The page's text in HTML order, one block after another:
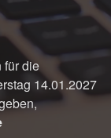
für die
14.01.2027